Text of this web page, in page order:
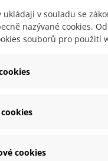
údajů
★★★★★
ukládají v souladu se
nazývané cookies.
souborů pro použití
cookies